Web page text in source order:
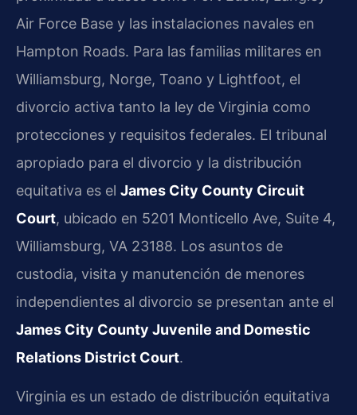
Air Force Base y las instalaciones navales en
Hampton Roads. Para las familias militares en
Williamsburg, Norge, Toano y Lightfoot, el
divorcio activa tanto la ley de Virginia como
protecciones y requisitos federales. El tribunal
apropiado para el divorcio y la distribución
equitativa es el James City County Circuit
Court, ubicado en 5201 Monticello Ave, Suite 4,
Williamsburg, VA 23188. Los asuntos de
custodia, visita y manutención de menores
independientes al divorcio se presentan ante el
James City County Juvenile and Domestic
Relations District Court.
Virginia es un estado de distribución equitativa